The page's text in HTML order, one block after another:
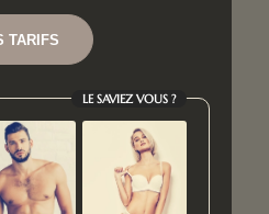
TARIFS
LE SAVIEZ VOUS ?